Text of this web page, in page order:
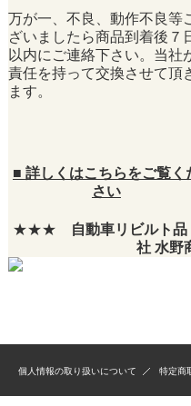
万が一、不良、動作不良等
ざいましたら商品到着後７
以内にご連絡下さい。当社
責任を持って交換させて頂
ます。
■ 詳しくはこちらをご覧く
さい
★★★
自動車リビルト
社 水野
個人情報の取り扱いについて 特定商